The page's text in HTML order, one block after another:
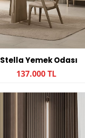
Stella Yemek Odası
137.000 TL